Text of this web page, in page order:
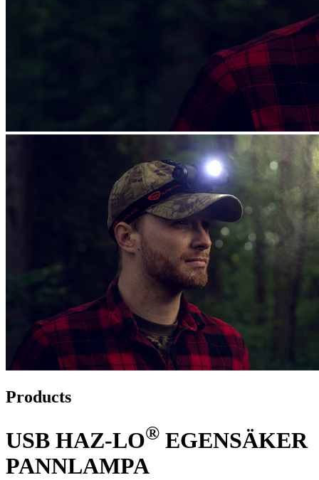
Products
USB HAZ-LO® EGENSÄKER
PANNLAMPA